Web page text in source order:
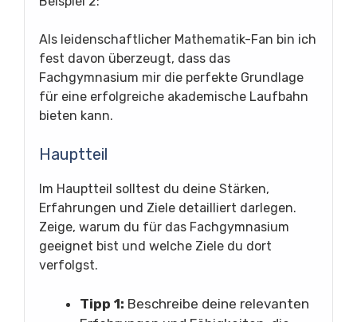
Als leidenschaftlicher Mathematik-Fan bin ich
fest davon überzeugt, dass das
Fachgymnasium mir die perfekte Grundlage
für eine erfolgreiche akademische Laufbahn
bieten kann.
Hauptteil
Im Hauptteil solltest du deine Stärken,
Erfahrungen und Ziele detailliert darlegen.
Zeige, warum du für das Fachgymnasium
geeignet bist und welche Ziele du dort
verfolgst.
Tipp 1: Beschreibe deine relevanten